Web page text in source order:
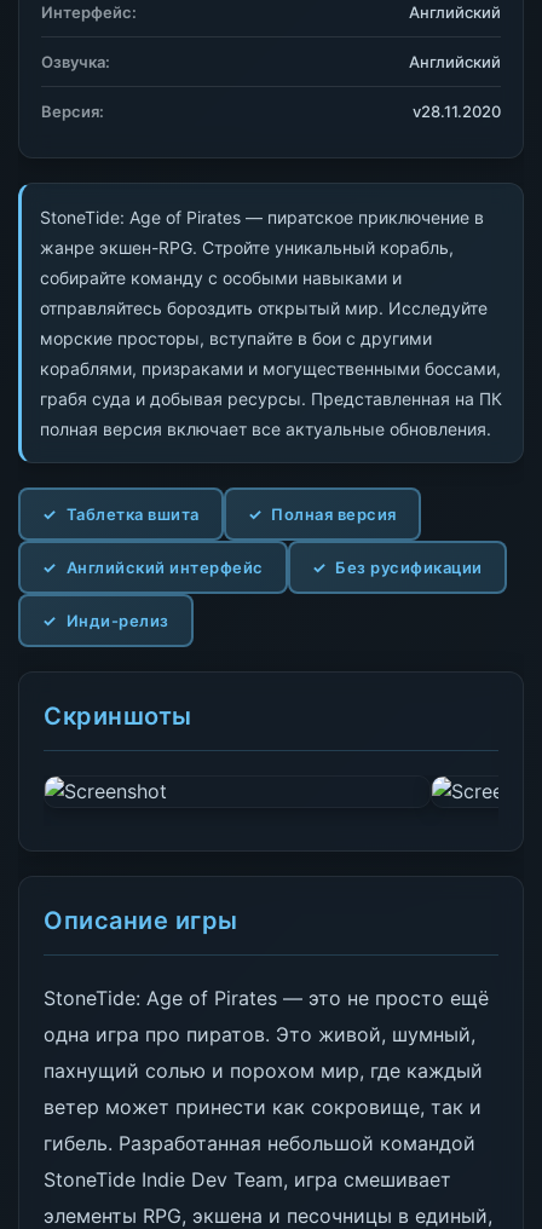
StoneTide: Age of Pirates — пиратское приключение в
жанре экшен-RPG. Стройте уникальный корабль,
собирайте команду с особыми навыками и
отправляйтесь бороздить открытый мир. Исследуйте
морские просторы, вступайте в бои с другими
кораблями, призраками и могущественными боссами,
грабя суда и добывая ресурсы. Представленная на ПК
полная версия включает все актуальные обновления.
Таблетка вшита Полная версия
Английский интерфейс Без русификации
Инди-релиз
Скриншоты
Описание игры
StoneTide: Age of Pirates — это не просто ещё
одна игра про пиратов. Это живой, шумный,
пахнущий солью и порохом мир, где каждый
ветер может принести как сокровище, так и
гибель. Разработанная небольшой командой
StoneTide Indie Dev Team, игра смешивает
элементы RPG, экшена и песочницы в единый,
Интерфейс: Английский
Озвучка: Английский
Версия: v28.11.2020